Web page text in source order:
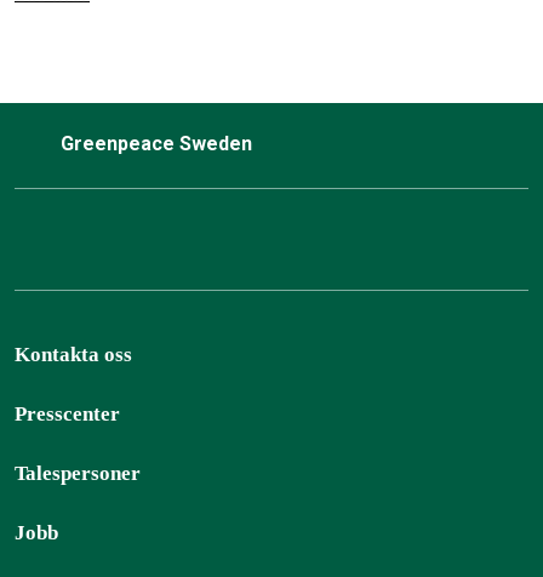
Greenpeace Sweden
Kontakta oss
Presscenter
Talespersoner
Jobb